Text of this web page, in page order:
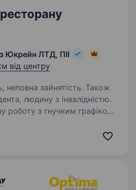
Юкрейн ЛТД, ПІІ
від центру
неповна зайнятість. Також
людину з інвалідністю.
роботу з гнучким графіком,
У «МакДональдз»